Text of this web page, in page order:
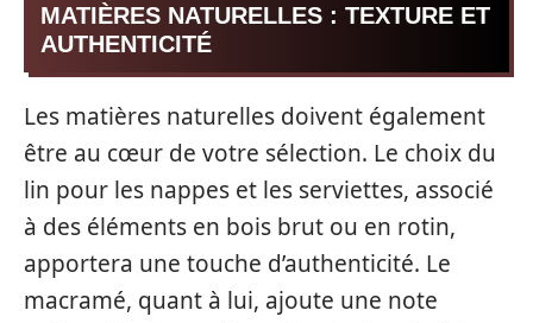
MATIÈRES NATURELLES : TEXTURE ET
AUTHENTICITÉ
Les matières naturelles doivent également
être au cœur de votre sélection. Le choix du
lin pour les nappes et les serviettes, associé
à des éléments en bois brut ou en rotin,
apportera une touche d’authenticité. Le
macramé, quant à lui, ajoute une note